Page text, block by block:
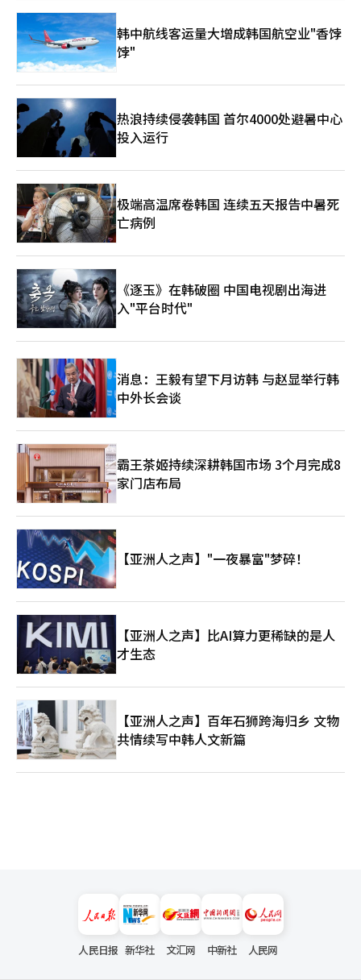
金，并对地方人才奖学金进行改革。 在未来的人工智能时代，人
才培养也将加速。全国所有的天才学校和科学高中将设立与大学和
企业联动的“人工智能深度研究班”，并将原本以个人课题为中心
的研发支持重新构建为以大学为中心的研究生态系统。计划通过这
一方式，扩展从本科到硕士、博士及博士后研究员的全周期支持体
系。 国家层面的“基本能力”强化方案也引人注目。从2027年
起，将现有的基础学力诊断测试的阅读和写作领域扩展到“读写能
力”整体，并增加专业教师的数量。此外，计划将幼儿的免费教育
和保育延长至3岁，并在任期内实现幼儿教育和保育一体化（幼保
通合），以消除教育差距的起点。 崔部长表示：“教育的基本任
务是为每位公民的未来提供坚实的支持。”他承诺将迅速推进向国
标，迈向不可替代的人才强国。※ 本报道经人工智能（AI）系统翻
译与编辑。
韩中航线客运量大增成韩国航空业"香饽
饽"
热浪持续侵袭韩国 首尔4000处避暑中心
投入运行
极端高温席卷韩国 连续五天报告中暑死
亡病例
《逐玉》在韩破圈 中国电视剧出海进
入"平台时代"
消息：王毅有望下月访韩 与赵显举行韩
中外长会谈
霸王茶姬持续深耕韩国市场 3个月完成8
家门店布局
【亚洲人之声】"一夜暴富"梦碎！
【亚洲人之声】比AI算力更稀缺的是人
才生态
【亚洲人之声】百年石狮跨海归乡 文物
共情续写中韩人文新篇
人民日报 新华社 文汇网 中新社 人民网